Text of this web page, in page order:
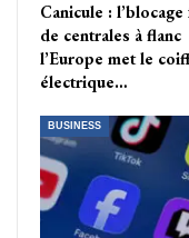
Canicule :
de centrales à flanc
l’Europe met le
électrique…
BUSINESS